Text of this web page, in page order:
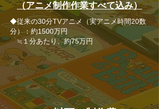
（アニメ制作作業すべて込み）
◆従来の30分TVアニメ（実アニメ時間20数
分）：約1500万円
≒１分あたり、約75万円